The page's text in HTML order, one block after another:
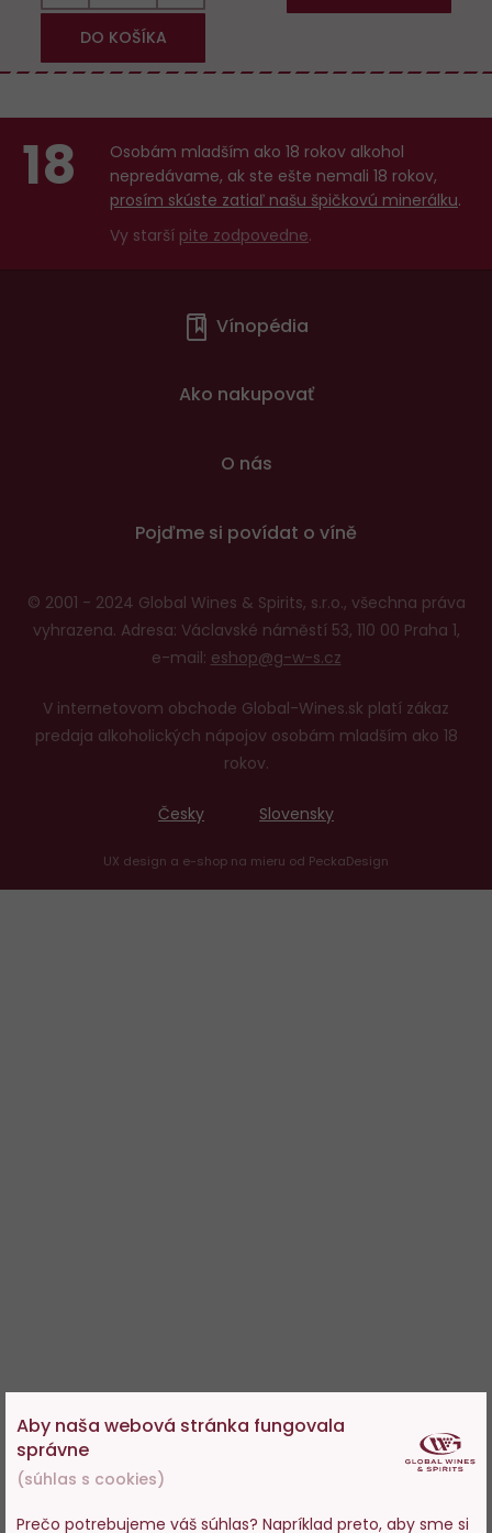
DO KOŠÍKA
Aby naša webová stránka fungovala
správne
(súhlas s cookies)
Prečo potrebujeme váš súhlas? Napríklad preto, aby sme si
18
Osobám mladším ako 18 rokov alkohol
nepredávame, ak ste ešte nemali 18 rokov,
prosím skúste zatiaľ našu špičkovú minerálku.
Vy starší pite zodpovedne.
Vínopédia
Ako nakupovať
O nás
Pojďme si povídat o víně
© 2001 - 2024 Global Wines & Spirits, s.r.o., všechna práva
vyhrazena. Adresa: Václavské náměstí 53, 110 00 Praha 1,
e-mail: eshop@g-w-s.cz
V internetovom obchode Global-Wines.sk platí zákaz
predaja alkoholických nápojov osobám mladším ako 18
rokov.
Česky Slovensky
UX design a e-shop na mieru od PeckaDesign